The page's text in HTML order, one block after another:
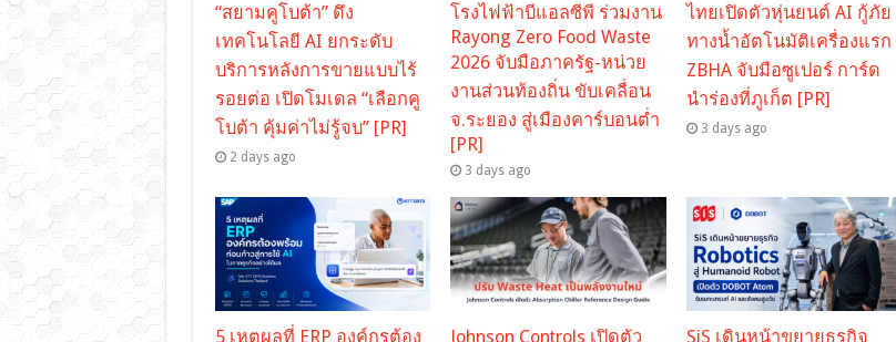
“สยามคูโบต้า” ดึง
เทคโนโลยี AI ยกระดับ
บริการหลังการขายแบบไร้
รอยต่อ เปิดโมเดล “เลือกคู
โบต้า คุ้มค่าไม่รู้จบ” [PR]
2 days ago
โรงไฟฟ้าบีแอลซีพี ร่วมงาน
Rayong Zero Food Waste
2026 จับมือภาครัฐ-หน่วย
งานส่วนท้องถิ่น ขับเคลื่อน
จ.ระยอง สู่เมืองคาร์บอนต่ำ
[PR]
3 days ago
ไทยเปิดตัวหุ่นยนต์ AI กู้ภัย
ทางน้ำอัตโนมัติเครื่องแรก
ZBHA จับมือซูเปอร์ การ์ด
นำร่องที่ภูเก็ต [PR]
3 days ago
5 เหตุผลที่ ERP องค์กรต้อง Johnson Controls เปิดตัว SiS เดินหน้าขยายธุรกิจ